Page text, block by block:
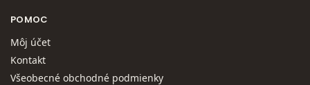
POMOC
Môj účet
Kontakt
Všeobecné obchodné podmienky